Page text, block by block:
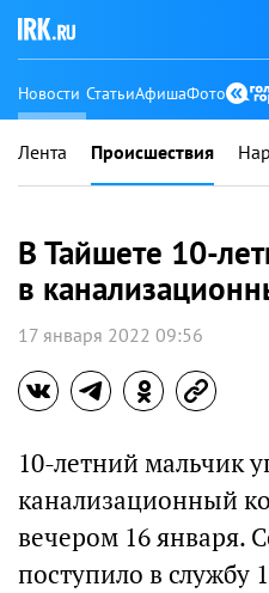
Новости СтатьиАфишаФото
Лента Происшествия
В Тайшете 10-
в
17 января 2022 09:56
10-летний мальчик
канализационный
вечером 16 января.
поступило в службу